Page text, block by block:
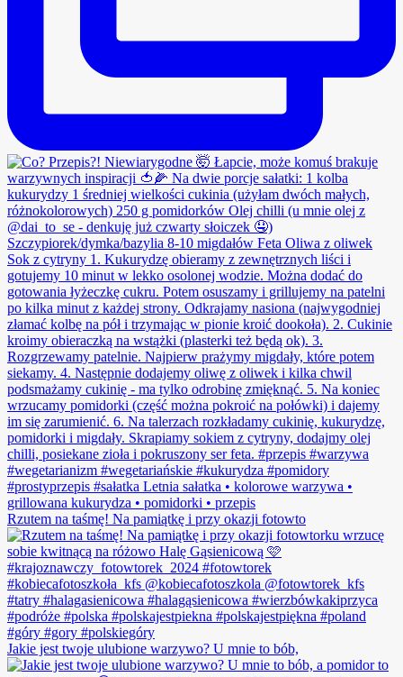
Rzutem na taśmę! Na pamiątkę i przy okazji fotowto
Jakie jest twoje ulubione warzywo? U mnie to bób,